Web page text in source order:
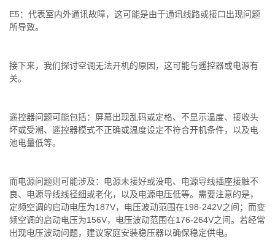
E5：代表室内外通讯故障，这可能是由于通讯线路或接口出现问题
所导致。
接下来，我们探讨空调无法开机的原因，这可能与遥控器或电源有
关。
遥控器问题可能包括：屏幕出现乱码或定格、不显示温度、接收头
坏或受潮、遥控器模式不正确或温度设定不符合开机条件，以及电
池电量低等。
而电源问题则可能涉及：电源未接好或没电、电源导线插座接触不
良、电源导线线径细或老化，以及电源电压低等。需要注意的是，
定频空调的启动电压为187V，电压波动范围在198-242V之间；而变
频空调的启动电压为156V，电压波动范围在176-264V之间。若经常
出现电压波动问题，建议家庭安装稳压器以确保稳定供电。